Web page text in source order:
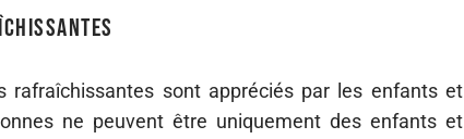
sont appréciés par les enfants et
ne peuvent être uniquement des enfants et